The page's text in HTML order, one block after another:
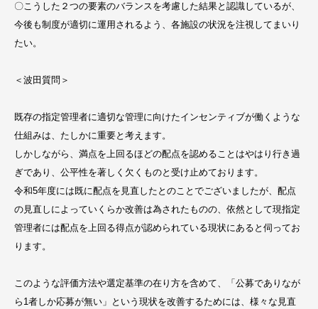
〇こうした２つの要素のバランスを考慮した結果と認識しているが、
今後も制度が適切に運用されるよう、各施設の状況を注視してまいり
たい。
＜波田質問＞
既存の指定管理者に適切な管理に向けたインセンティブが働くような
仕組みは、たしかに重要と考えます。
しかしながら、満点を上回るほどの配点を認めることはやはり行き過
ぎであり、公平性を著しく欠くものと受け止めております。
令和5年度には既に配点を見直したとのことでございましたが、配点
の見直しによっていくらか改善は為されたものの、依然として現指定
管理者には配点を上回る得点が認められている現状にあると伺ってお
ります。
このような評価方法や選定基準の在り方を含めて、「公募でありなが
ら1者しか応募が無い」という現状を改善するためには、様々な見直